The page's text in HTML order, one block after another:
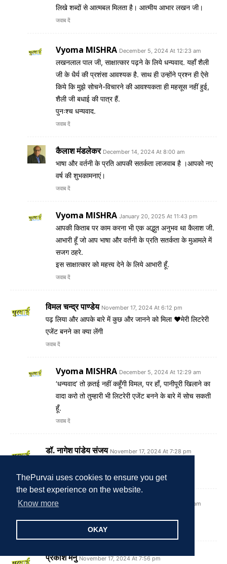
ThePurvai uses cookies to ensure you get
the best experience on the website.
Know more
OKAY
लिखे शब्दों से आत्मबल मिलता है। आत्मीय आभार लखन जी।
जवाब दें
Vyoma MISHRA December 5, 2024 At 12:23 am
लखनलाल पाल जी, साक्षात्कार पढ़ने के लिये धन्यवाद. यहाँ शैली
जी के धैर्य की प्रशंसा आवश्यक है. साथ ही उन्होंने प्रश्न ही ऐसे
किये कि मुझे सोचने-विचारने की आवश्यकता ही महसूस नहीं हुई,
शैली जी बधाई की पात्र हैं.
पुनःश्च धन्यवाद.
जवाब दें
कैलाश मंडलेकर December 14, 2024 At 8:00 am
भाषा और वर्तनी के प्रति आपकी सतर्कता लाजवाब है ।आपको नए
वर्ष की शुभकामनाएं।
जवाब दें
Vyoma MISHRA January 20, 2025 At 11:43 pm
आपकी किताब पर काम करना भी एक अद्भुत अनुभव था कैलाश जी.
आभारी हूँ जो आप भाषा और वर्तनी के प्रति सतर्कता के मुआमले में
सजग ठहरे.
इस साक्षात्कार को महत्त्व देने के लिये आभारी हूँ.
जवाब दें
विमल चन्द्र पाण्डेय November 17, 2024 At 6:12 pm
पढ़ लिया और आपके बारे में कुछ और जानने को मिला ♥️मेरी लिटरेरी
एजेंट बनने का क्या लेंगी
जवाब दें
Vyoma MISHRA December 5, 2024 At 12:29 am
‘धन्यवाद’ तो क़तई नहीं कहूँगी विमल, पर हाँ, पानीपूरी खिलाने का
वादा करो तो तुम्हारी भी लिटरेरी एजेंट बनने के बारे में सोच सकती
हूँ.
जवाब दें
डॉ. नागेश पांडेय संजय November 17, 2024 At 7:28 pm
जवाब दें
Vyoma MISHRA December 5, 2024 At 12:30 am
प्रकाश मनु November 17, 2024 At 7:56 pm